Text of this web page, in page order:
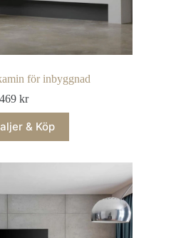
för inbyggnad
kr
& Köp